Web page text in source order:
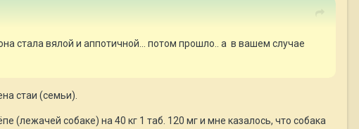
стала вялой и аппотичной... потом прошло.. а в вашем случае
стаи (семьи).
(лежачей собаке) на 40 кг 1 таб. 120 мг и мне казалось, что собака